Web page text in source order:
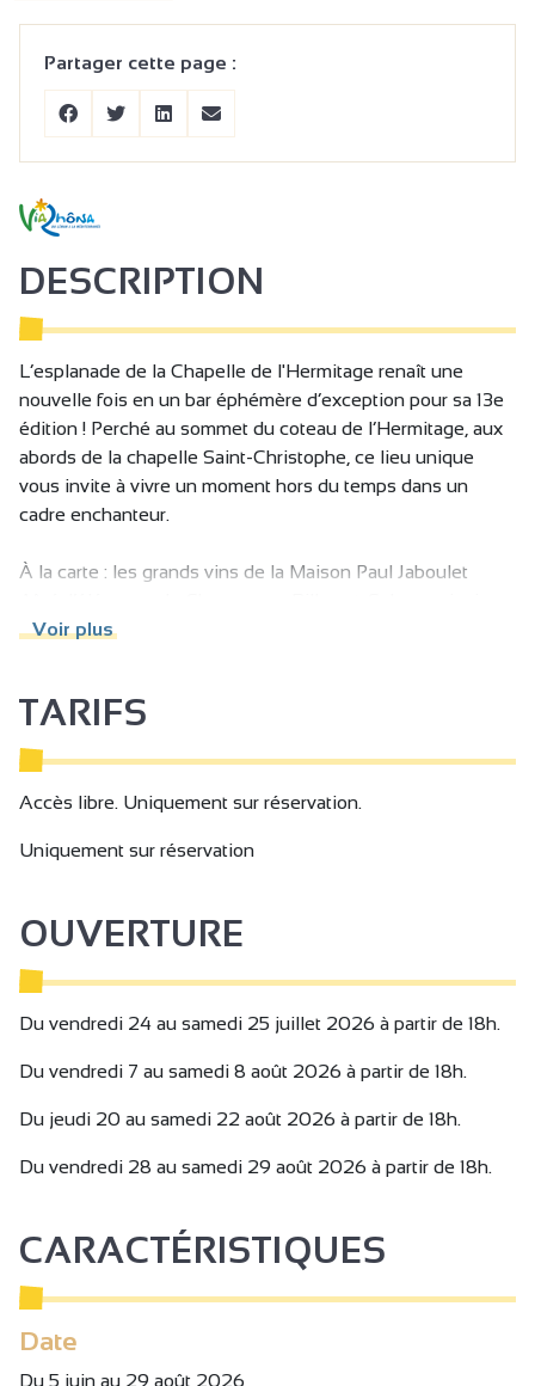
Partager cette page :
DESCRIPTION
L’esplanade de la Chapelle de l'Hermitage renaît une
nouvelle fois en un bar éphémère d’exception pour sa 13e
édition ! Perché au sommet du coteau de l’Hermitage, aux
abords de la chapelle Saint-Christophe, ce lieu unique
vous invite à vivre un moment hors du temps dans un
cadre enchanteur.
À la carte : les grands vins de la Maison Paul Jaboulet
de savoureuses planches de fromages et charcuteries.
unique avec vue imprenable, ambiance estivale et
moments inoubliables.
Voir plus
TARIFS
Accès libre. Uniquement sur réservation.
Uniquement sur réservation
OUVERTURE
Du vendredi 24 au samedi 25 juillet 2026 à partir de 18h.
Du vendredi 7 au samedi 8 août 2026 à partir de 18h.
Du jeudi 20 au samedi 22 août 2026 à partir de 18h.
Du vendredi 28 au samedi 29 août 2026 à partir de 18h.
CARACTÉRISTIQUES
Date
Du 5 juin au 29 août 2026